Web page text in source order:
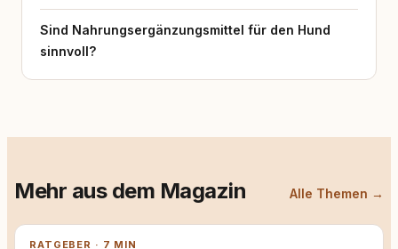
Sind Nahrungsergänzungsmittel für den Hund
sinnvoll?
Mehr aus dem Magazin Alle Themen →
RATGEBER · 7 MIN